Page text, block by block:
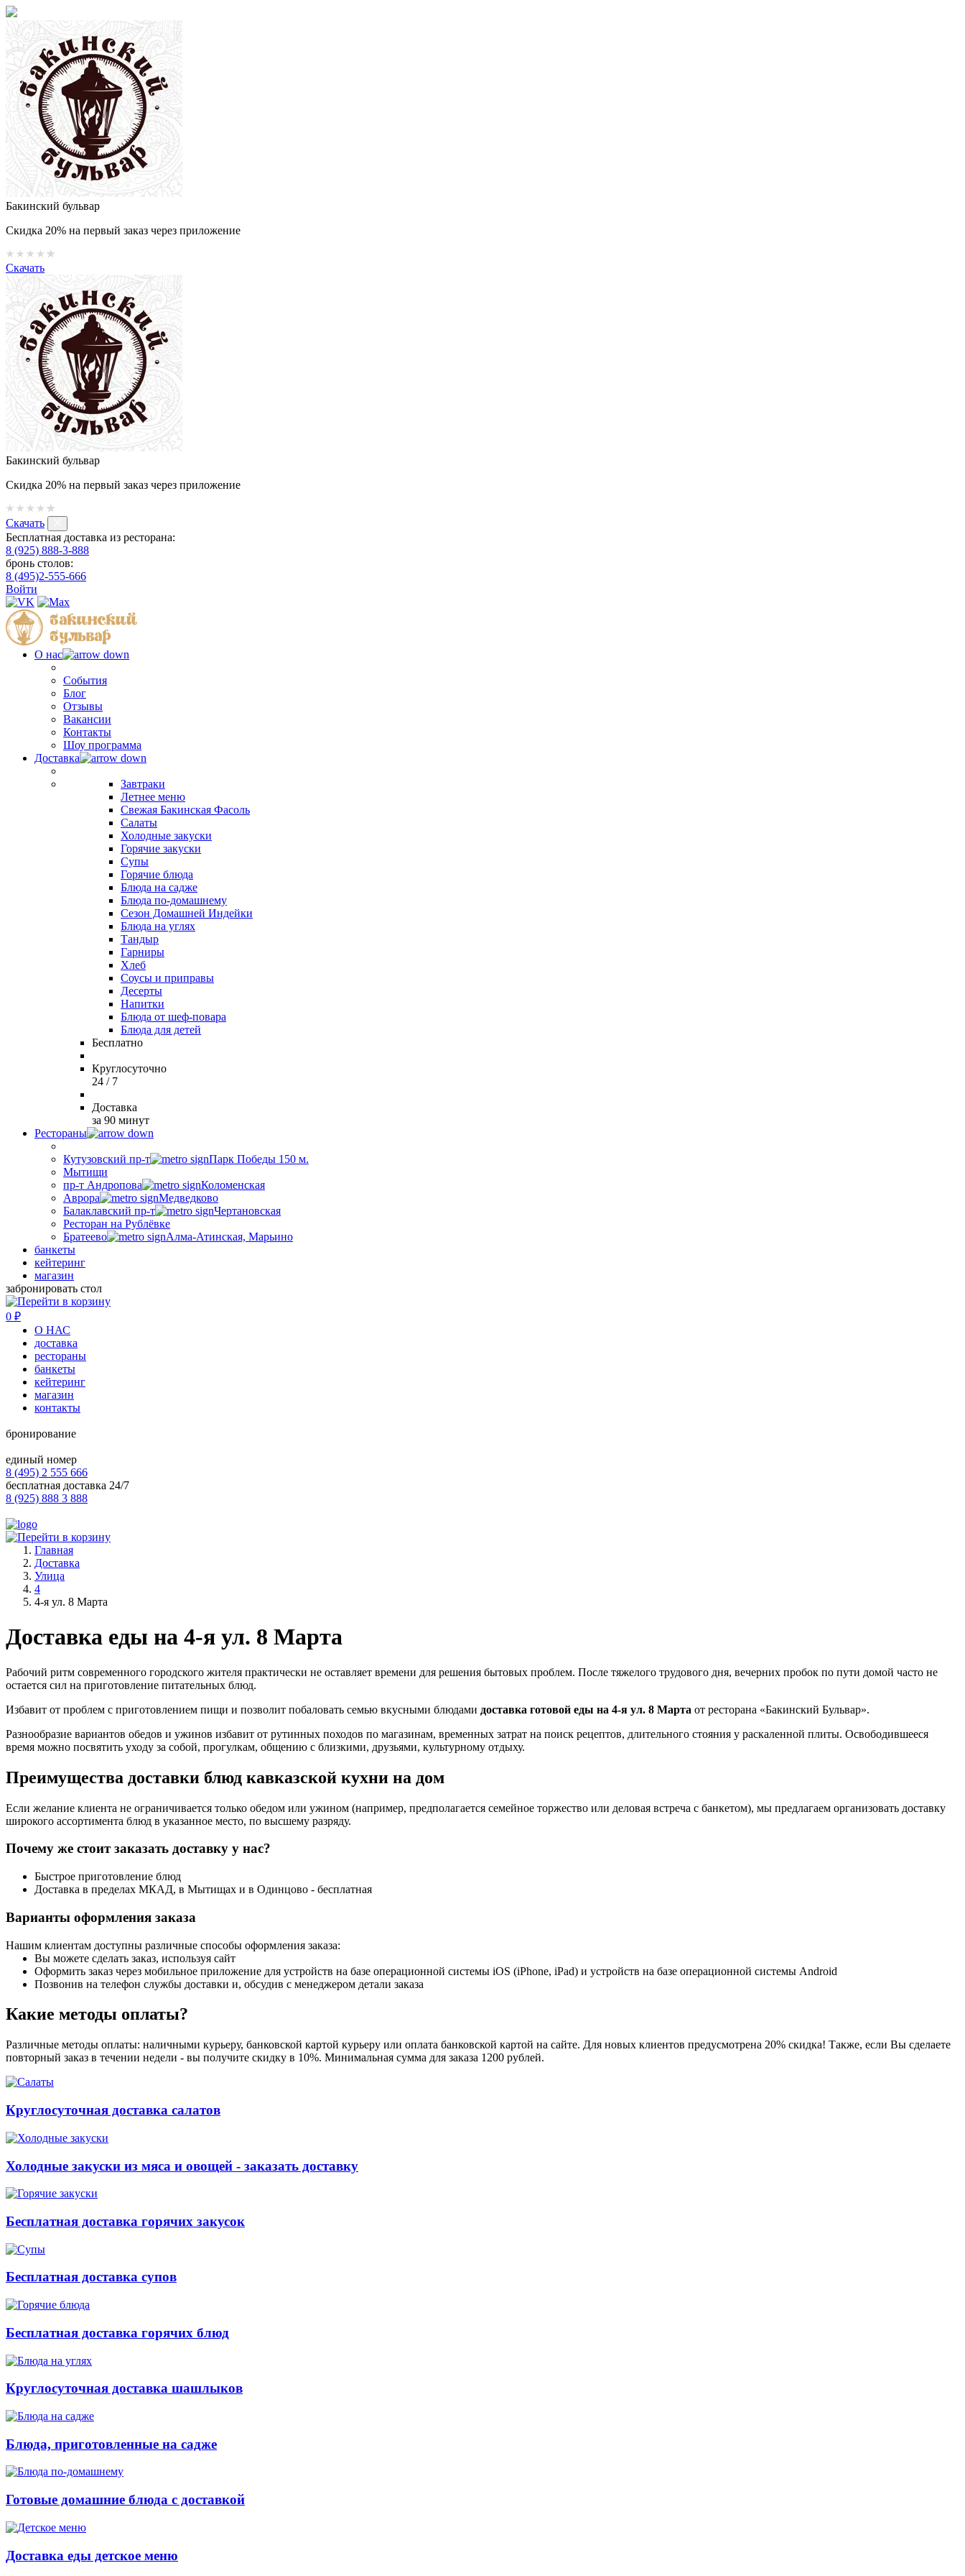
Бакинский бульвар
Скидка 20% на первый заказ через приложение
Скачать
Бакинский бульвар
Скидка 20% на первый заказ через приложение
Скачать
Бесплатная доставка из ресторана:
8 (925) 888-3-888
бронь столов:
8 (495)2-555-666
Войти
О нас
События
Блог
Отзывы
Вакансии
Контакты
Шоу программа
Доставка
Завтраки
Летнее меню
Свежая Бакинская Фасоль
Салаты
Холодные закуски
Горячие закуски
Супы
Горячие блюда
Блюда на садже
Блюда по-домашнему
Сезон Домашней Индейки
Блюда на углях
Тандыр
Гарниры
Хлеб
Соусы и приправы
Десерты
Напитки
Блюда от шеф-повара
Блюда для детей
Бесплатно
Круглосуточно
24 / 7
Доставка
за 90 минут
Рестораны
Кутузовский пр-т
Парк Победы 150 м.
Мытищи
пр-т Андропова
Коломенская
Аврора
Медведково
Балаклавский пр-т
Чертановская
Ресторан на Рублёвке
Братеево
Алма-Атинская, Марьино
банкеты
кейтеринг
магазин
забронировать стол
0 ₽
О НАС
доставка
рестораны
банкеты
кейтеринг
магазин
контакты
бронирование
единый номер
8 (495) 2 555 666
бесплатная доставка 24/7
8 (925) 888 3 888
Главная
Доставка
Улица
4
4-я ул. 8 Марта
Доставка еды на 4-я ул. 8 Марта
Рабочий ритм современного городского жителя практически не оставляет времени для решения бытовых проблем. После тяжелого трудового дня, вечерних пробок по пути домой часто не
остается сил на приготовление питательных блюд.
Избавит от проблем с приготовлением пищи и позволит побаловать семью вкусными блюдами доставка готовой еды на 4-я ул. 8 Марта от ресторана «Бакинский Бульвар».
Разнообразие вариантов обедов и ужинов избавит от рутинных походов по магазинам, временных затрат на поиск рецептов, длительного стояния у раскаленной плиты. Освободившееся
время можно посвятить уходу за собой, прогулкам, общению с близкими, друзьями, культурному отдыху.
Преимущества доставки блюд кавказской кухни на дом
Если желание клиента не ограничивается только обедом или ужином (например, предполагается семейное торжество или деловая встреча с банкетом), мы предлагаем организовать доставку
широкого ассортимента блюд в указанное место, по высшему разряду.
Почему же стоит заказать доставку у нас?
Быстрое приготовление блюд
Доставка в пределах МКАД, в Мытищах и в Одинцово - бесплатная
Варианты оформления заказа
Нашим клиентам доступны различные способы оформления заказа:
Вы можете сделать заказ, используя сайт
Оформить заказ через мобильное приложение для устройств на базе операционной системы iOS (iPhone, iPad) и устройств на базе операционной системы Android
Позвонив на телефон службы доставки и, обсудив с менеджером детали заказа
Какие методы оплаты?
Различные методы оплаты: наличными курьеру, банковской картой курьеру или оплата банковской картой на сайте. Для новых клиентов предусмотрена 20% скидка! Также, если Вы сделаете
повторный заказ в течении недели - вы получите скидку в 10%. Минимальная сумма для заказа 1200 рублей.
Круглосуточная доставка салатов
Холодные закуски из мяса и овощей - заказать доставку
Бесплатная доставка горячих закусок
Бесплатная доставка супов
Бесплатная доставка горячих блюд
Круглосуточная доставка шашлыков
Блюда, приготовленные на садже
Готовые домашние блюда с доставкой
Доставка еды детское меню